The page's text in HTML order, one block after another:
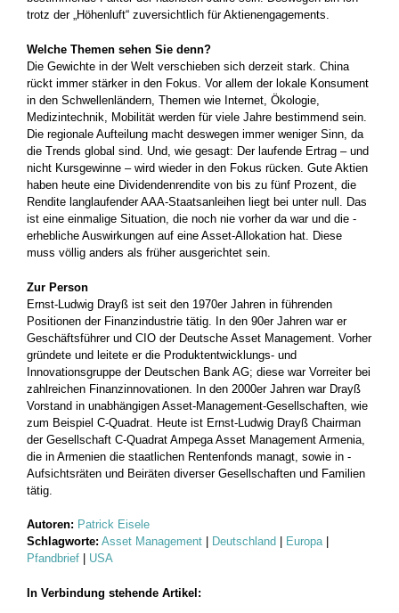
trotz der „Höhenluft“ zuversichtlich für Aktienengagements.
Welche Themen sehen Sie denn?
Die Gewichte in der Welt verschieben sich derzeit stark. China
rückt immer stärker in den Fokus. Vor allem der lokale Konsument
in den Schwellenländern, Themen wie Internet, Ökologie,
Medizintechnik, Mobilität werden für viele Jahre bestimmend sein.
Die regionale Aufteilung macht deswegen immer weniger Sinn, da
die Trends global sind. Und, wie gesagt: Der laufende Ertrag – und
nicht Kursgewinne – wird wieder in den Fokus rücken. Gute ­Aktien
haben heute eine Dividendenrendite von bis zu fünf Prozent, die
Rendite langlaufender AAA-Staatsanleihen liegt bei unter null. Das
ist eine einmalige Situation, die noch nie vorher da war und die ­
erhebliche Auswirkungen auf eine Asset-Allokation hat. Diese
muss völlig anders als früher ausgerichtet sein.
Zur Person
Ernst-Ludwig Drayß ist seit den 1970er Jahren in führenden
Positionen der Finanzindustrie tätig. In den 90er Jahren war er
Geschäftsführer und CIO der Deutsche Asset ­Management. Vorher
gründete und leitete er die Produktentwicklungs- und
Innovationsgruppe der Deutschen Bank AG; diese war ­Vorreiter bei
zahlreichen Finanzinnovationen. In den 2000er Jahren war Drayß
Vorstand in unabhängigen Asset-Management-Gesellschaften, wie
zum Beispiel C-Quadrat. Heute ist Ernst-Ludwig Drayß Chairman
der Gesellschaft C-Quadrat Ampega Asset Management Armenia,
die in Armenien die staatlichen Rentenfonds managt, sowie in ­
Aufsichtsräten und Beiräten diverser Gesellschaften und Familien
tätig.
Autoren: Patrick Eisele
Schlagworte: Asset Management Deutschland Europa|
Pfandbrief
USA
In Verbindung stehende Artikel: